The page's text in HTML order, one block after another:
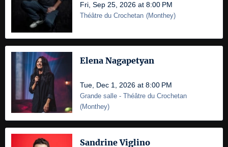
Fri, Sep 25, 2026 at 8:00 PM
Théâtre du Crochetan (Monthey)
Elena Nagapetyan
Tue, Dec 1, 2026 at 8:00 PM
Grande salle - Théâtre du Crochetan
(Monthey)
Sandrine Viglino